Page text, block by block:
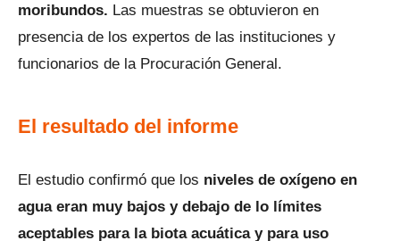
moribundos. Las muestras se obtuvieron en
presencia de los expertos de las instituciones y
funcionarios de la Procuración General.
El resultado del informe
El estudio confirmó que los niveles de oxígeno en
agua eran muy bajos y debajo de lo límites
aceptables para la biota acuática y para uso